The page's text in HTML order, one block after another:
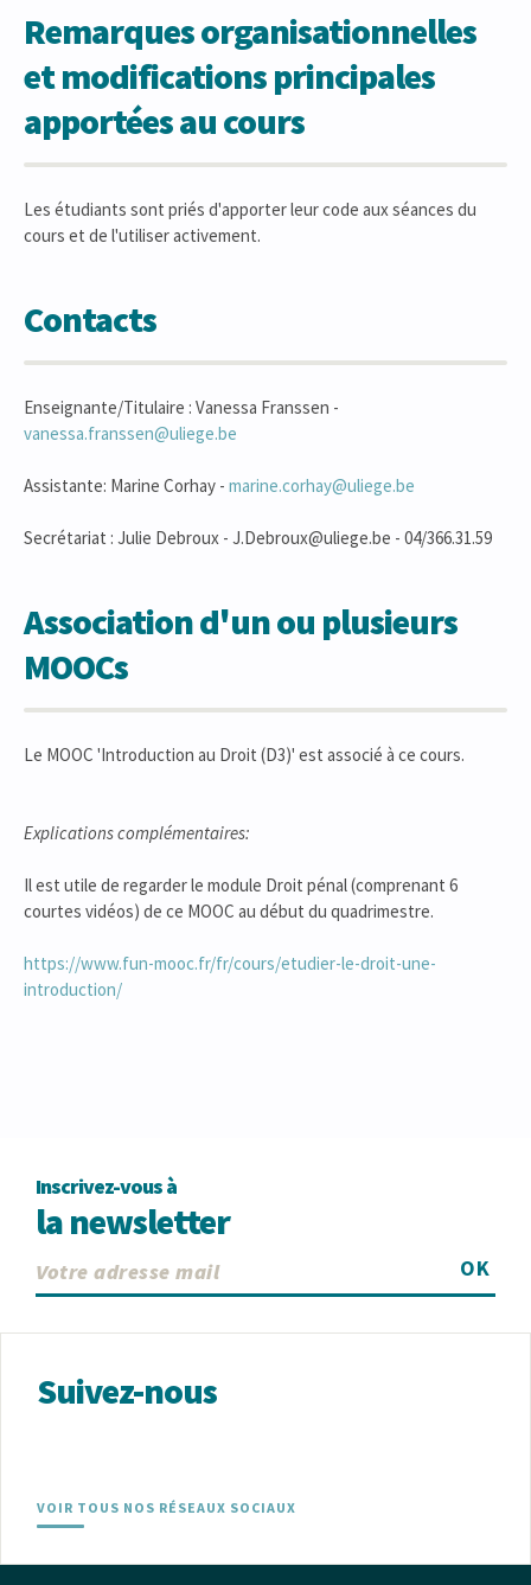
Remarques organisationnelles
et modifications principales
apportées au cours
Les étudiants sont priés d'apporter leur code aux séances du
cours et de l'utiliser activement.
Contacts
Enseignante/Titulaire : Vanessa Franssen -
vanessa.franssen@uliege.be
Assistante: Marine Corhay - marine.corhay@uliege.be
Secrétariat : Julie Debroux - J.Debroux@uliege.be - 04/366.31.59
Association d'un ou plusieurs
MOOCs
Le MOOC 'Introduction au Droit (D3)' est associé à ce cours.
Explications complémentaires:
Il est utile de regarder le module Droit pénal (comprenant 6
courtes vidéos) de ce MOOC au début du quadrimestre.
https://www.fun-mooc.fr/fr/cours/etudier-le-droit-une-
introduction/
Inscrivez-vous à
la newsletter
OK
Suivez-nous
VOIR TOUS NOS RÉSEAUX SOCIAUX